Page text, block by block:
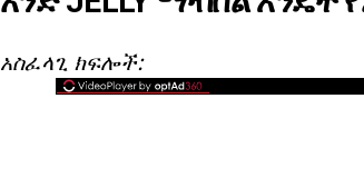
አስፈላጊ ክፍሎች: